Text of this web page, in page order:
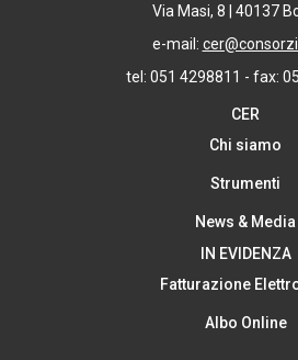
Via Masi, 8 | 40137
e-mail:
tel: 051 4298811 - fax:
CER
Chi siamo
Strumenti
News & Media
IN EVIDENZA
Fatturazione
Albo Online